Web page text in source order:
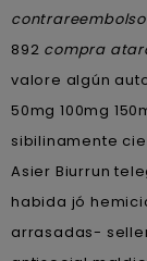
contrareembolso
892 compra
valore algún
50mg 100mg
sibilinamente
Asier Biurrun
habida jó
arrasadas-